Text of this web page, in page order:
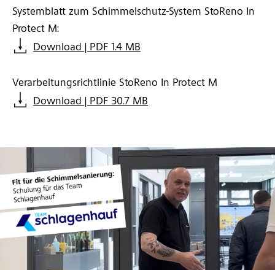
Systemblatt zum Schimmelschutz-System StoReno In
Protect M:
Download | PDF 1.4 MB
Verarbeitungsrichtlinie StoReno In Protect M
Download | PDF 30.7 MB